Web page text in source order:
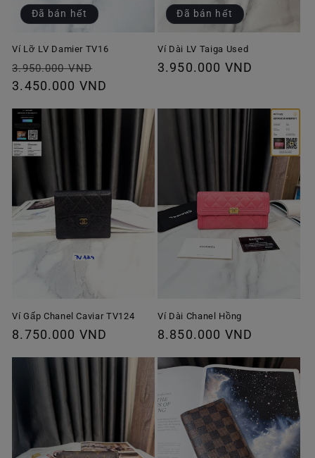
Đã bán hết
Ví Lỡ LV Damier TV16
Giá
thông
3.950.000 VND
ưu
3.450.000 VND
Đã bán hết
Ví Dài LV Taiga Used
Giá
3.950.000 VND
Ví Gấp Chanel Caviar TV124
Giá
8.750.000 VND
Ví Dài Chanel Hồng
Giá
thường
8.850.000 VND